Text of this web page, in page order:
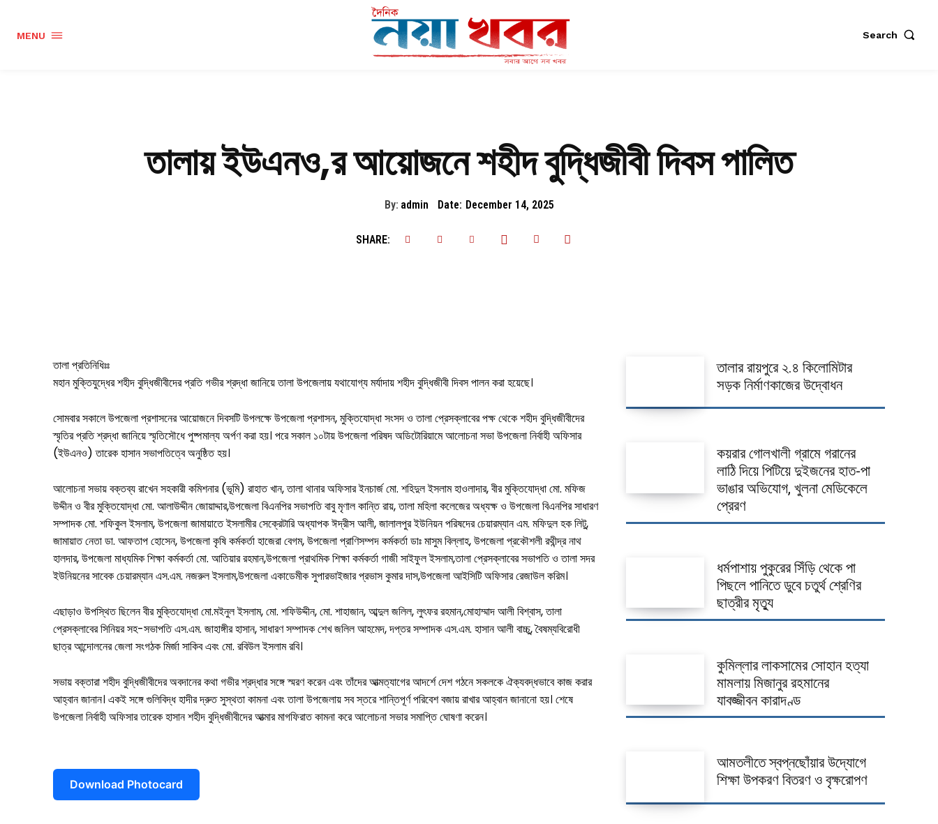
সাতক্ষীরা সদর
আশাশুনি
দেবহাটা
শ্যামনগর
আন্তর্জাতিক
বিনোদন
MENU Search
তালায় ইউএনও,র আয়োজনে শহীদ বুদ্ধিজীবী দিবস পালিত
By: admin Date: December 14, 2025
SHARE:
তালা প্রতিনিধিঃঃ
মহান মুক্তিযুদ্ধের শহীদ বুদ্ধিজীবীদের প্রতি গভীর শ্রদ্ধা জানিয়ে তালা উপজেলায় যথাযোগ্য মর্যাদায় শহীদ বুদ্ধিজীবী দিবস পালন করা হয়েছে।
সোমবার সকালে উপজেলা প্রশাসনের আয়োজনে দিবসটি উপলক্ষে উপজেলা প্রশাসন, মুক্তিযোদ্ধা সংসদ ও তালা প্রেসক্লাবের পক্ষ থেকে শহীদ বুদ্ধিজীবীদের
স্মৃতির প্রতি শ্রদ্ধা জানিয়ে স্মৃতিসৌধে পুষ্পমাল্য অর্পণ করা হয়। পরে সকাল ১০টায় উপজেলা পরিষদ অডিটোরিয়ামে আলোচনা সভা উপজেলা নির্বাহী অফিসার
(ইউএনও) তারেক হাসান সভাপতিত্বে অনুষ্ঠিত হয়।
আলোচনা সভায় বক্তব্য রাখেন সহকারী কমিশনার (ভূমি) রাহাত খান, তালা থানার অফিসার ইনচার্জ মো. শহিদুল ইসলাম হাওলাদার, বীর মুক্তিযোদ্ধা মো. মফিজ
উদ্দীন ও বীর মুক্তিযোদ্ধা মো. আলাউদ্দীন জোয়াদ্দার,উপজেলা বিএনপির সভাপতি বাবু মৃণাল কান্তি রায়, তালা মহিলা কলেজের অধ্যক্ষ ও উপজেলা বিএনপির সাধারণ
সম্পাদক মো. শফিকুল ইসলাম, উপজেলা জামায়াতে ইসলামীর সেক্রেটারি অধ্যাপক ঈদ্রীস আলী, জালালপুর ইউনিয়ন পরিষদের চেয়ারম্যান এম. মফিদুল হক লিটু,
জামায়াত নেতা ডা. আফতাপ হোসেন, উপজেলা কৃষি কর্মকর্তা হাজেরা বেগম, উপজেলা প্রাণিসম্পদ কর্মকর্তা ডাঃ মাসুম বিল্লাহ, উপজেলা প্রকৌশলী রথীন্দ্র নাথ
হালদার, উপজেলা মাধ্যমিক শিক্ষা কর্মকর্তা মো. আতিয়ার রহমান,উপজেলা প্রাথমিক শিক্ষা কর্মকর্তা গাজী সাইফুল ইসলাম,তালা প্রেসক্লাবের সভাপতি ও তালা সদর
ইউনিয়নের সাবেক চেয়ারম্যান এস.এম. নজরুল ইসলাম,উপজেলা একাডেমীক সুপারভাইজার প্রভাস কুমার দাস,উপজেলা আইসিটি অফিসার রেজাউল করিম।
এছাড়াও উপস্থিত ছিলেন বীর মুক্তিযোদ্ধা মো.মইনুল ইসলাম, মো. শফিউদ্দীন, মো. শাহাজান, আব্দুল জলিল, লুৎফর রহমান,মোহাম্মাদ আলী বিশ্বাস, তালা
প্রেসক্লাবের সিনিয়র সহ-সভাপতি এস.এম. জাহাঙ্গীর হাসান, সাধারণ সম্পাদক শেখ জলিল আহমেদ, দপ্তর সম্পাদক এস.এম. হাসান আলী বাচ্চু, বৈষম্যবিরোধী
ছাত্র আন্দোলনের জেলা সংগঠক মির্জা সাকিব এবং মো. রবিউল ইসলাম রবি।
সভায় বক্তারা শহীদ বুদ্ধিজীবীদের অবদানের কথা গভীর শ্রদ্ধার সঙ্গে স্মরণ করেন এবং তাঁদের আত্মত্যাগের আদর্শে দেশ গঠনে সকলকে ঐক্যবদ্ধভাবে কাজ করার
আহ্বান জানান। একই সঙ্গে গুলিবিদ্ধ হাদীর দ্রুত সুস্থতা কামনা এবং তালা উপজেলায় সব স্তরে শান্তিপূর্ণ পরিবেশ বজায় রাখার আহ্বান জানানো হয়। শেষে
উপজেলা নির্বাহী অফিসার তারেক হাসান শহীদ বুদ্ধিজীবীদের আত্মার মাগফিরাত কামনা করে আলোচনা সভার সমাপ্তি ঘোষণা করেন।
Download Photocard
তালার রায়পুরে ২.৪ কিলোমিটার
সড়ক নির্মাণকাজের উদ্বোধন
কয়রার গোলখালী গ্রামে গরানের
লাঠি দিয়ে পিটিয়ে দুইজনের হাত-পা
ভাঙার অভিযোগ, খুলনা মেডিকেলে
প্রেরণ
ধর্মপাশায় পুকুরের সিঁড়ি থেকে পা
পিছলে পানিতে ডুবে চতুর্থ শ্রেণির
ছাত্রীর মৃত্যু
কুমিল্লার লাকসামের সোহান হত্যা
মামলায় মিজানুর রহমানের
যাবজ্জীবন কারাদণ্ড
আমতলীতে স্বপ্নছোঁয়ার উদ্যোগে
শিক্ষা উপকরণ বিতরণ ও বৃক্ষরোপণ